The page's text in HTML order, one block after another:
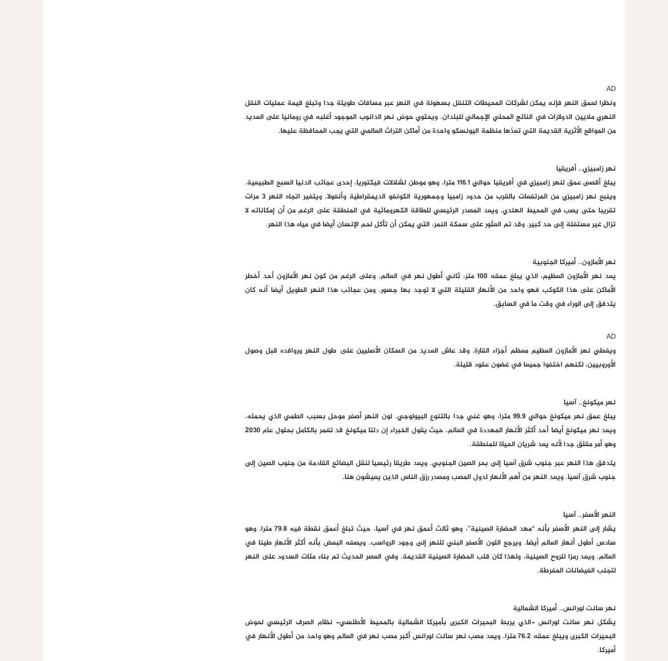
AD
ونظرا لعمق النهر فإنه يمكن لشركات المحيطات التنقل بسهولة في النهر عبر مسافات طويلة جدا وتبلغ قيمة عمليات النقل
النهري ملايين الدولارات في الناتج المحلي الإجمالي للبلدان. ويحتوي حوض نهر الدانوب الموجود أغلبه في رومانيا على العديد
من المواقع الأثرية القديمة التي تعدّها منظمة اليونسكو واحدة من أماكن التراث العالمي التي يجب المحافظة عليها.
نهر زامبيزي.. أفريقيا
يبلغ أقصى عمق لنهر زامبيزي في أفريقيا حوالي 116.1 مترا، وهو موطن لشلالات فيكتوريا، إحدى عجائب الدنيا السبع الطبيعية.
وينبع نهر زامبيزي من المرتفعات بالقرب من حدود زامبيا وجمهورية الكونغو الديمقراطية وأنغولا. ويتغير اتجاه النهر 3 مرات
تقريبا حتى يصب في المحيط الهندي. ويعد المصدر الرئيسي للطاقة الكهرومائية في المنطقة على الرغم من أن إمكاناته لا
تزال غير مستغلة إلى حد كبير. وقد تم العثور على سمكة النمر، التي يمكن أن تأكل لحم الإنسان أيضا في مياه هذا النهر.
نهر الأمازون.. أميركا الجنوبية
يعد نهر الأمازون العظيم، الذي يبلغ عمقه 100 متر، ثاني أطول نهر في العالم. وعلى الرغم من كون نهر الأمازون أحد أخطر
الأماكن على هذا الكوكب فهو واحد من الأنهار القليلة التي لا توجد بها جسور. ومن عجائب هذا النهر الطويل أيضا أنه كان
يتدفق إلى الوراء في وقت ما في السابق.
AD
ويغطي نهر الأمازون العظيم معظم أجزاء القارة. وقد عاش العديد من السكان الأصليين على طول النهر وروافده قبل وصول
الأوروبيين، لكنهم اختفوا جميعا في غضون عقود قليلة.
نهر ميكونغ.. آسيا
يبلغ عمق نهر ميكونغ حوالي 99.9 مترا، وهو غني جدا بالتنوع البيولوجي. لون النهر أصفر موحل بسبب الطمي الذي يحمله.
ويعد نهر ميكونغ أيضا أحد أكثر الأنهار المهددة في العالم، حيث يقول الخبراء إن دلتا ميكونغ قد تغمر بالكامل بحلول عام 2030
وهو أمر مقلق جدا لأنه يعد شريان الحياة للمنطقة.
يتدفق هذا النهر عبر جنوب شرق آسيا إلى بحر الصين الجنوبي. ويعد طريقا رئيسيا لنقل البضائع القادمة من جنوب الصين إلى
جنوب شرق آسيا. ويعد النهر من أهم الأنهار لدول المصب ومصدر رزق الناس الذين يعيشون هنا.
النهر الأصفر.. آسيا
يشار إلى النهر الأصفر بأنه “مهد الحضارة الصينية”، وهو ثالث أعمق نهر في آسيا، حيث تبلغ أعمق نقطة فيه 79.8 مترا. وهو
سادس أطول أنهار العالم أيضا. ويرجع اللون الأصفر البني للنهر إلى وجود الرواسب. ويصفه البعض بأنه أكثر الأنهار طينا في
العالم. ويعد رمزا للروح الصينية، ولهذا كان قلب الحضارة الصينية القديمة. وفي العصر الحديث تم بناء مئات السدود على النهر
لتجنب الفيضانات المفرطة.
نهر سانت لورانس.. أميركا الشمالية
يشكل نهر سانت لورانس -الذي يربط البحيرات الكبرى بأميركا الشمالية بالمحيط الأطلسي- نظام الصرف الرئيسي لحوض
البحيرات الكبرى ويبلغ عمقه 76.2 مترا. ويعد مصب نهر سانت لورانس أكبر مصب نهر في العالم وهو واحد من أطول الأنهار في
أميركا.